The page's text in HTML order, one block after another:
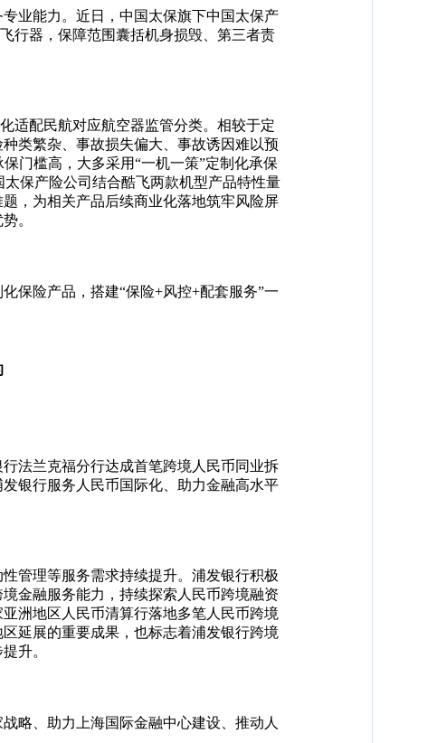
业能力。近日，中国太保旗下中国太保产
行器，保障范围囊括机身损毁、第三者责
适配民航对应航空器监管分类。相较于定
类繁杂、事故损失偏大、事故诱因难以预
门槛高，大多采用“一机一策”定制化承保
保产险公司结合酷飞两款机型产品特性量
，为相关产品后续商业化落地筑牢风险屏
。
保险产品，搭建“保险+风控+配套服务”一
法兰克福分行达成首笔跨境人民币同业拆
银行服务人民币国际化、助力金融高水平
管理等服务需求持续提升。浦发银行积极
金融服务能力，持续探索人民币跨境融资
洲地区人民币清算行落地多笔人民币跨境
延展的重要成果，也标志着浦发银行跨境
升。
略、助力上海国际金融中心建设、推动人